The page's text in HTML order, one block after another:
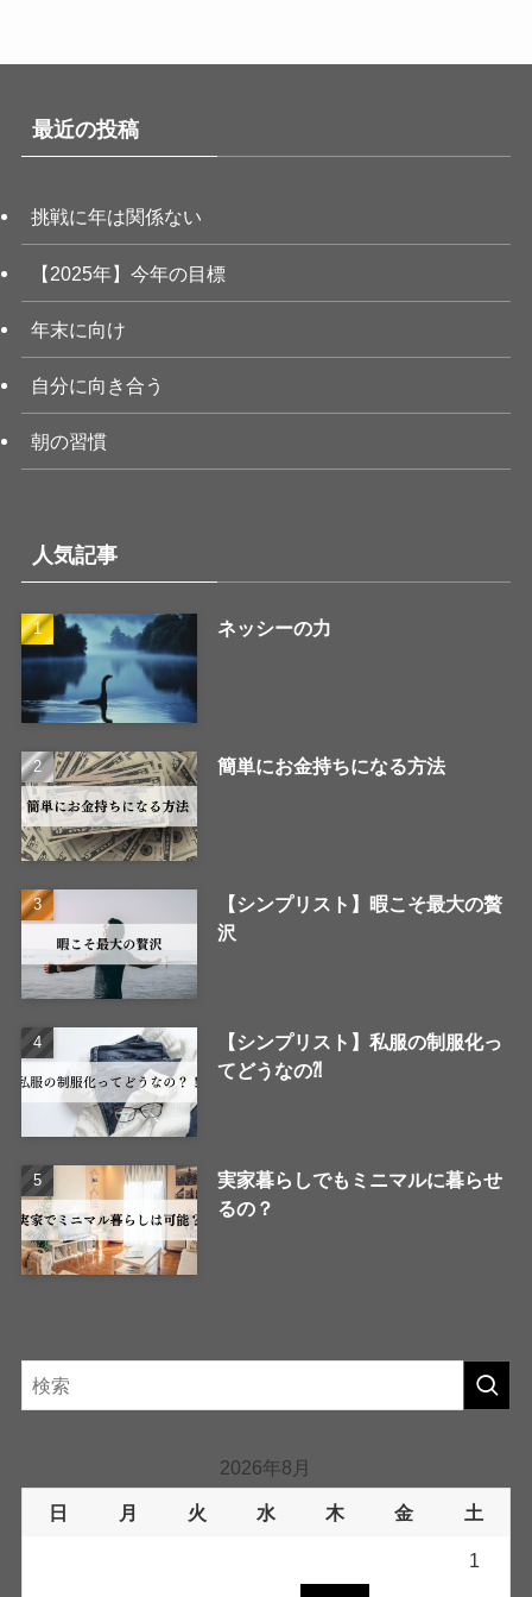
最近の投稿
挑戦に年は関係ない
【2025年】今年の目標
年末に向け
自分に向き合う
朝の習慣
人気記事
ネッシーの力
簡単にお金持ちになる方法
【シンプリスト】暇こそ最大の贅
沢
【シンプリスト】私服の制服化っ
てどうなの⁈
実家暮らしでもミニマルに暮らせ
るの？
2026年8月
日 月 火 水 木 金 土
1